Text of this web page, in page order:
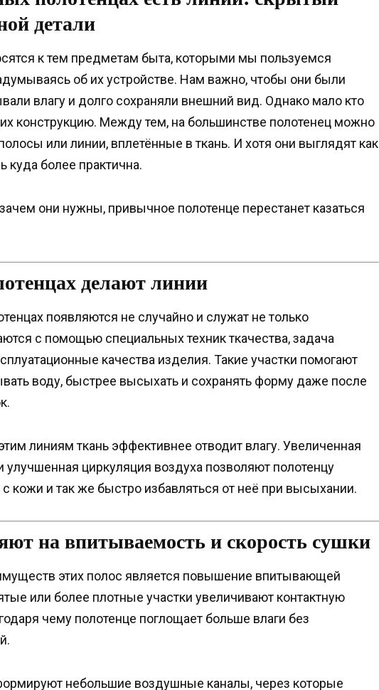
детали
к тем предметам быта, которыми мы пользуемся
об их устройстве. Нам важно, чтобы они были
влагу и долго сохраняли внешний вид. Однако мало кто
конструкцию. Между тем, на большинстве полотенец можно
или линии, вплетённые в ткань. И хотя они выглядят как
куда более практична.
они нужны, привычное полотенце перестанет казаться
делают линии
появляются не случайно и служат не только
с помощью специальных техник ткачества, задача
качества изделия. Такие участки помогают
воду, быстрее высыхать и сохранять форму даже после
линиям ткань эффективнее отводит влагу. Увеличенная
улучшенная циркуляция воздуха позволяют полотенцу
кожи и так же быстро избавляться от неё при высыхании.
на впитываемость и скорость сушки
этих полос является повышение впитывающей
или более плотные участки увеличивают контактную
чему полотенце поглощает больше влаги без
небольшие воздушные каналы, через которые